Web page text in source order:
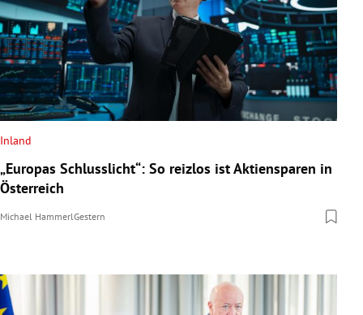
Inland
„Europas Schlusslicht“: So reizlos ist Aktiensparen in
Österreich
Michael HammerlGestern